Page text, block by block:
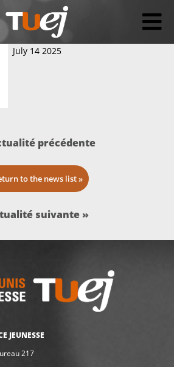
July 14 2025
précédente
to the news list
suivante
JEUNESSE
217